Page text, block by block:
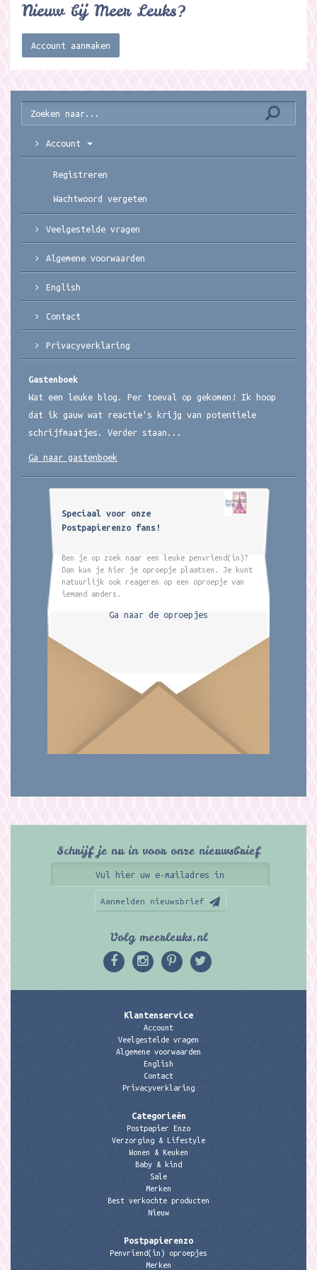
Nieuw bij Meer Leuks?
Account aanmaken
Account
Registreren
Wachtwoord vergeten
Veelgestelde vragen
Algemene voorwaarden
English
Contact
Privacyverklaring
Gastenboek
Wat een leuke blog. Per toeval op gekomen! Ik hoop
dat ik gauw wat reactie's krijg van potentiele
schrijfmaatjes. Verder staan...
Ga naar gastenboek
Speciaal voor onze
Postpapierenzo fans!
Ben je op zoek naar een leuke penvriend(in)?
Dan kun je hier je oproepje plaatsen. Je kunt
natuurlijk ook reageren op een oproepje van
iemand anders.
Ga naar de oproepjes
Schrijf je nu in voor onze nieuwsbrief
Aanmelden nieuwsbrief
Volg meerleuks.nl
Klantenservice
Account
Veelgestelde vragen
Algemene voorwaarden
English
Contact
Privacyverklaring
Categorieën
Postpapier Enzo
Verzorging & Lifestyle
Wonen & Keuken
Baby & kind
Sale
Merken
Best verkochte producten
Nieuw
Postpapierenzo
Penvriend(in) oproepjes
Merken